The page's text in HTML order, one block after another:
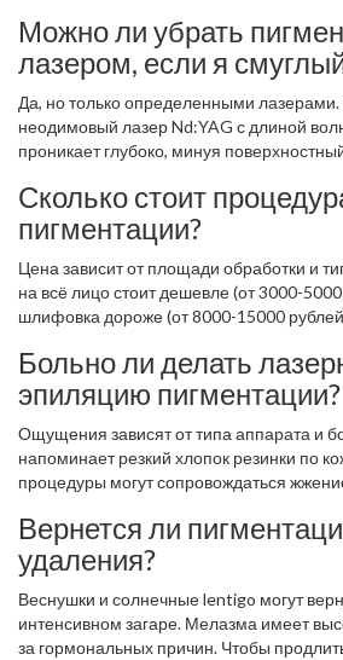
Можно ли убрать
лазером, если я
Да, но только определенными
неодимовый лазер Nd:YAG с длиной
проникает глубоко, минуя
избегайте IPL и александритовых
подготовки кожи.
Сколько стоит
пигментации?
Цена зависит от площади обработки и
на всё лицо стоит дешевле (от 3000-
шлифовка дороже (от 8000-15000
курс, а не за одну процедуру.
Больно ли делать
эпиляцию пигментации?
Ощущения зависят от типа аппарата и
напоминает резкий хлопок резинки по
процедуры могут сопровождаться
охлаждения, которое значительно
Обезболивающий крем обычно не
нанесен по запросу.
Вернется ли
удаления?
Веснушки и солнечные lentigo могут
интенсивном загаре. Мелазма имеет
за гормональных причин. Чтобы